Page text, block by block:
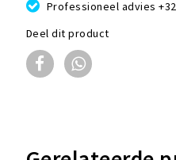
Professioneel advies +32
Deel dit product